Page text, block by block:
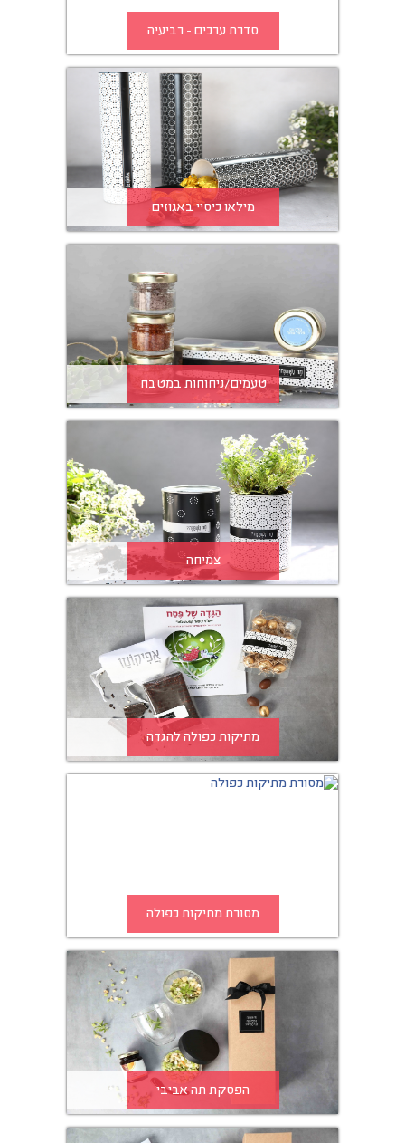
סדרת ערכים - רביעיה
מילאו כיסיי באגוזים
טעמים/ניחוחות במטבח
צמיחה
מתיקות כפולה להגדה
מסורת מתיקות כפולה
הפסקת תה אביבי